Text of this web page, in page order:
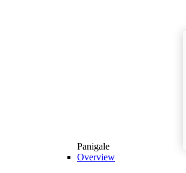
Panigale
Overview